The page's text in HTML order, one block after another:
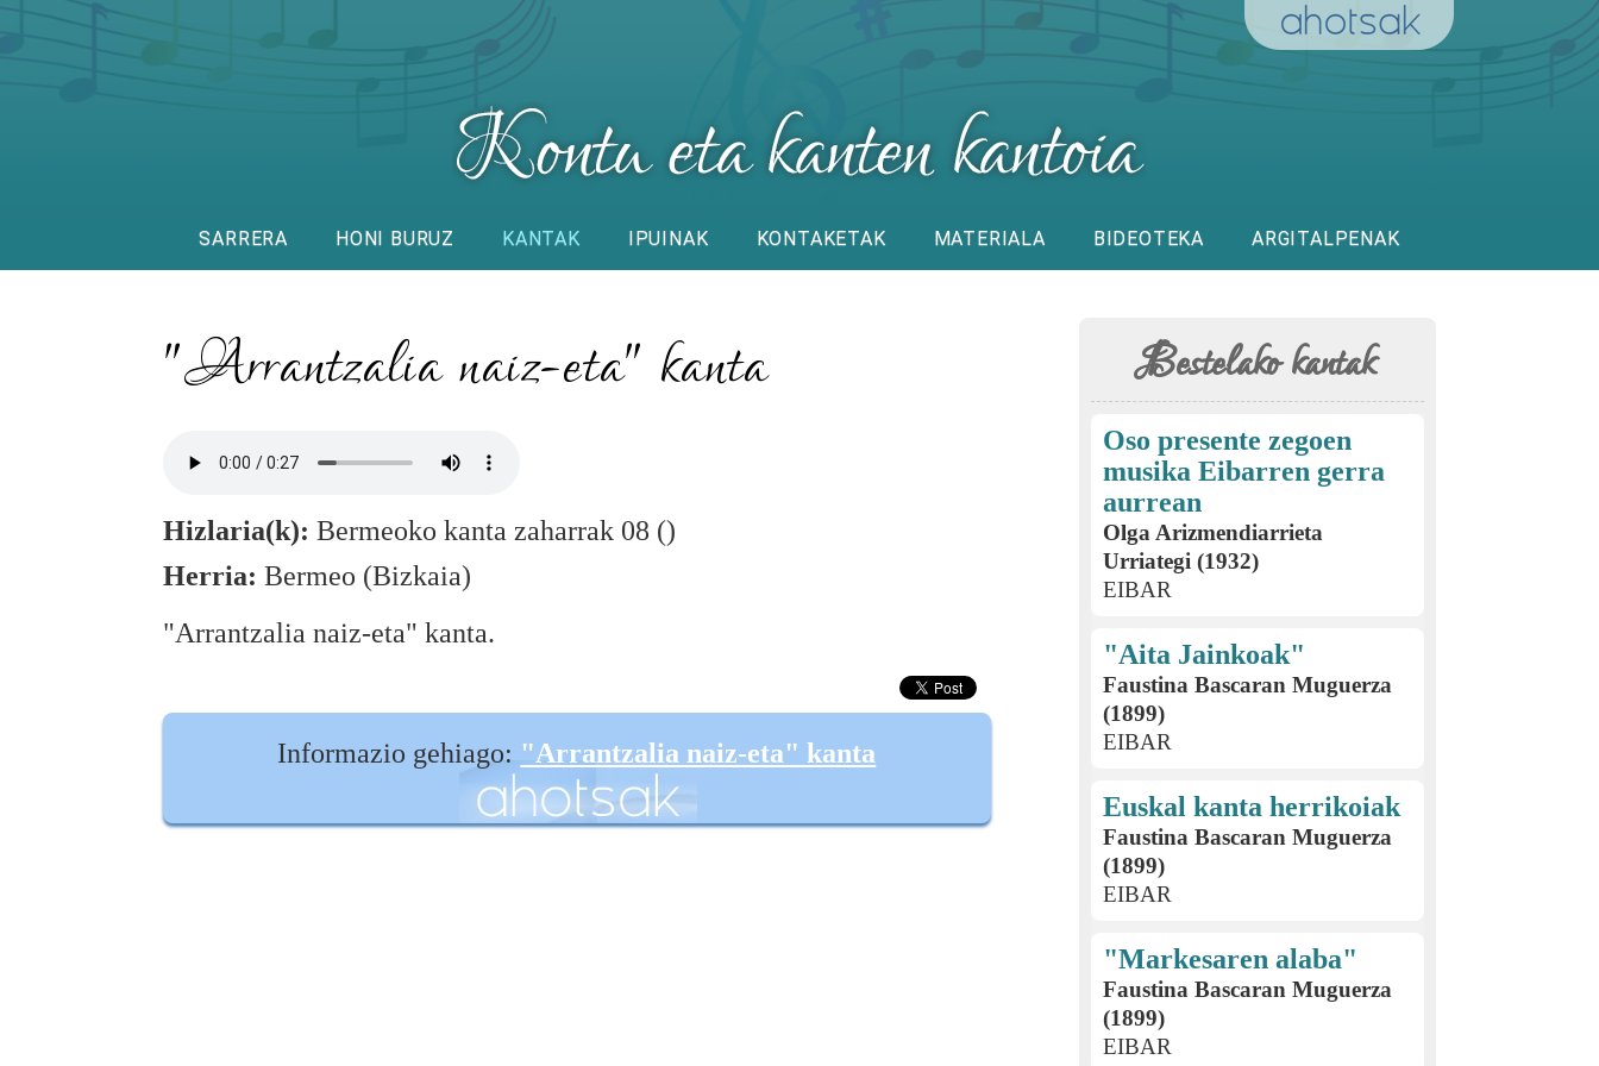
SARRERA HONI BURUZ KANTAK IPUINAK KONTAKETAK MATERIALA BIDEOTEKA ARGITALPENAK
"Arrantzalia naiz-eta" kanta
Hizlaria(k): Bermeoko kanta zaharrak 08 ()
Herria: Bermeo (Bizkaia)
"Arrantzalia naiz-eta" kanta.
Informazio gehiago: "Arrantzalia naiz-eta" kanta
Bestelako kantak
Oso presente zegoen
musika Eibarren gerra
aurrean
Olga Arizmendiarrieta
Urriategi (1932)
EIBAR
"Aita Jainkoak"
Faustina Bascaran Muguerza
(1899)
EIBAR
Euskal kanta herrikoiak
Faustina Bascaran Muguerza
(1899)
EIBAR
"Markesaren alaba"
Faustina Bascaran Muguerza
(1899)
EIBAR